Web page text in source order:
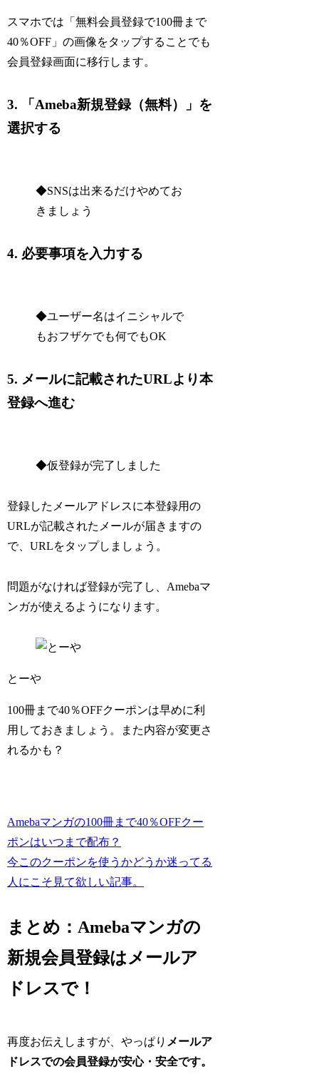
スマホでは「無料会員登録で100冊まで
40％OFF」の画像をタップすることでも
会員登録画面に移行します。
3. 「Ameba新規登録（無料）」を
選択する
◆SNSは出来るだけやめてお
きましょう
4. 必要事項を入力する
◆ユーザー名はイニシャルで
もおフザケでも何でもOK
5. メールに記載されたURLより本
登録へ進む
◆仮登録が完了しました
登録したメールアドレスに本登録用の
URLが記載されたメールが届きますの
で、URLをタップしましょう。
問題がなければ登録が完了し、Amebaマ
ンガが使えるようになります。
とーや
100冊まで40％OFFクーポンは早めに利
用しておきましょう。また内容が変更さ
れるかも？
Amebaマンガの100冊まで40％OFFクー
ポンはいつまで配布？
今このクーポンを使うかどうか迷ってる
人にこそ見て欲しい記事。
まとめ：Amebaマンガの
新規会員登録はメールア
ドレスで！
再度お伝えしますが、やっぱり メールア
ドレスでの会員登録が安心・安全です。